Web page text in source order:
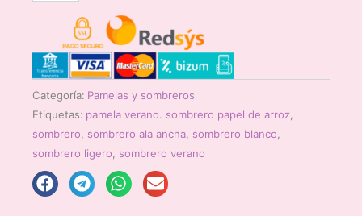
cantidad
Categoría: Pamelas y sombreros
Etiquetas: pamela verano. sombrero papel de arroz
sombrero
sombrero ala ancha sombrero blanco
sombrero ligero
sombrero verano